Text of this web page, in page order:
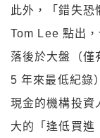
此外，「錯失恐
Tom Lee 點出
落後於大盤（僅
5 年來最低紀錄
現金的機構投資
大的「逢低買進